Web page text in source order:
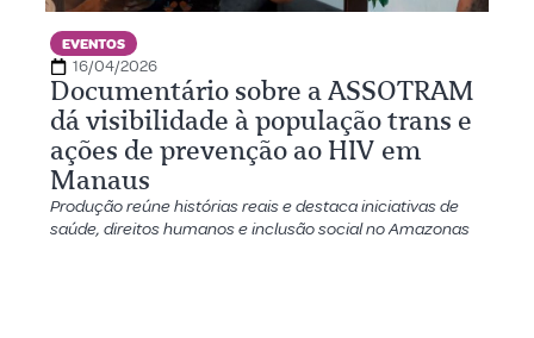
EVENTOS
16/04/2026
Documentário sobre a ASSOTRAM
dá visibilidade à população trans e
ações de prevenção ao HIV em
Manaus
Produção reúne histórias reais e destaca iniciativas de
saúde, direitos humanos e inclusão social no Amazonas